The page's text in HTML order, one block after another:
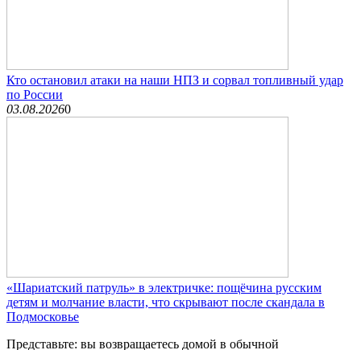
Кто остановил атаки на наши НПЗ и сорвал топливный удар
по России
03.08.20260
«Шариатский патруль» в электричке: пощёчина русским
детям и молчание власти, что скрывают после скандала в
Подмосковье
Представьте: вы возвращаетесь домой в обычной